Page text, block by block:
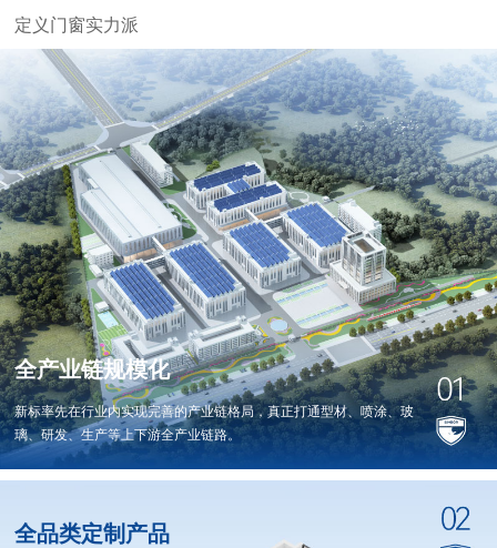
新标铝业
定义门窗实力派
全产业链规模化
新标率先在行业内实现完善的产业链格局，真正打通型材、喷涂、玻
璃、研发、生产等上下游全产业链路。
全品类定制产品